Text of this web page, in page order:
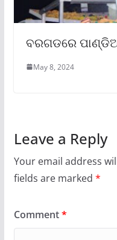
ବରଗଡରେ
May 8, 2024
Leave a Reply
Your email address
fields are marked *
Comment*